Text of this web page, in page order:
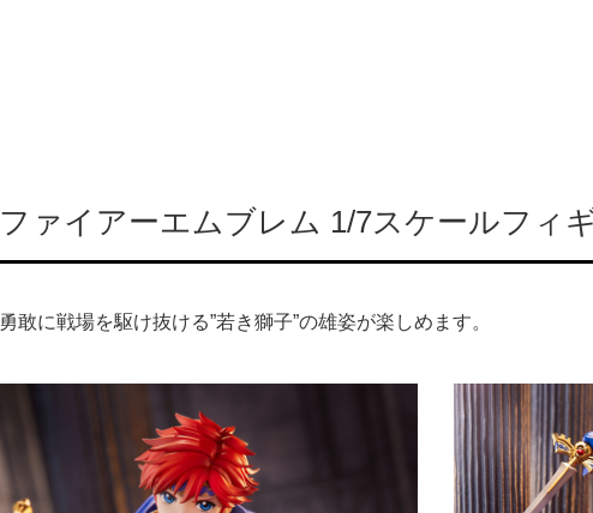
ファイアーエムブレム 1/7スケールフィ
勇敢に戦場を駆け抜ける”若き獅⼦”の雄姿が楽しめます。